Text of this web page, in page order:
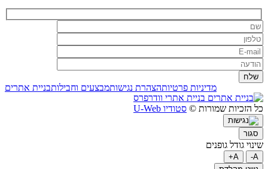
בניית אתריםמבצעים וחבילותהצהרת נגישותמדיניות פרטיות
בניית אתרי וודרפרס
כל הזכיות שמורות © סטודיו U-Web
סגור
שינוי גודל גופנים
A-
A+